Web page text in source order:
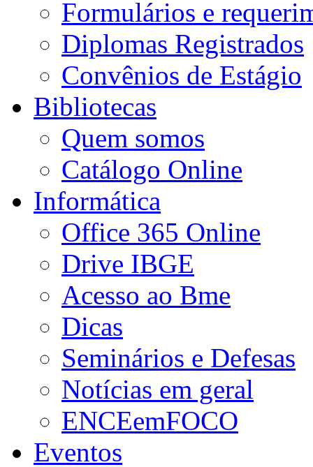
Formulários e
Diplomas Registrados
Convênios de Estágio
Bibliotecas
Quem somos
Catálogo Online
Informática
Office 365 Online
Drive IBGE
Acesso ao Bme
Dicas
Seminários e Defesas
Notícias em geral
ENCEemFOCO
Eventos